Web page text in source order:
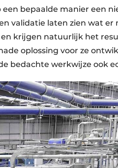
bepaalde manier een
validatie laten zien wat
krijgen natuurlijk het
oplossing voor ze
bedachte werkwijze ook